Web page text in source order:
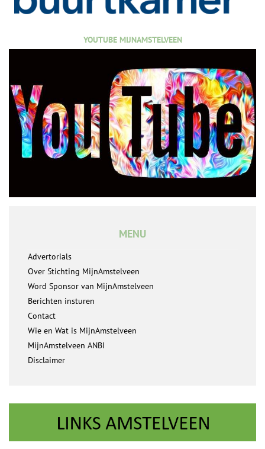
YOUTUBE MIJNAMSTELVEEN
MENU
Advertorials
Over Stichting MijnAmstelveen
Word Sponsor van MijnAmstelveen
Berichten insturen
Contact
Wie en Wat is MijnAmstelveen
MijnAmstelveen ANBI
Disclaimer